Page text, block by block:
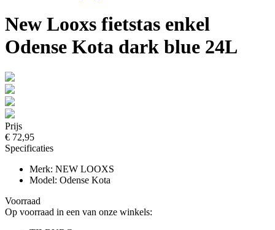
New Looxs fietstas enkel
Odense Kota dark blue 24L
Prijs
€ 72,95
Specificaties
Merk: NEW LOOXS
Model: Odense Kota
Voorraad
Op voorraad in een van onze winkels: